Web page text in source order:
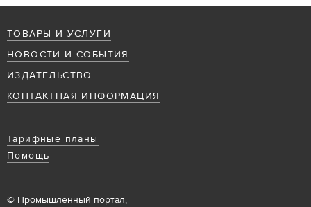
ТОВАРЫ И УСЛУГИ
НОВОСТИ И СОБЫТИЯ
ИЗДАТЕЛЬСТВО
КОНТАКТНАЯ ИНФОРМАЦИЯ
Тарифные планы
Помощь
© Промышленный портал,